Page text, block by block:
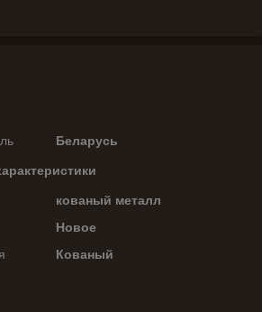
Беларусь
кованый металл
Новое
Кованый